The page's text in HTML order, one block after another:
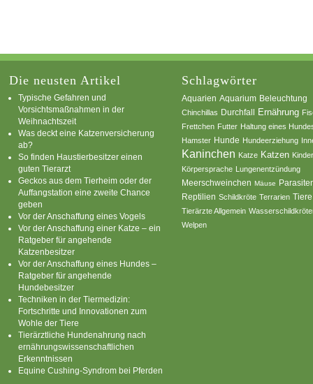
Die neusten Artikel
Typische Gefahren und
Vorsichtsmaßnahmen in der
Weihnachtszeit
Was deckt eine Katzenversicherung
ab?
So finden Haustierbesitzer einen
guten Tierarzt
Geckos aus dem Tierheim oder der
Auffangstation eine zweite Chance
geben
Vor der Anschaffung eines Vogels
Vor der Anschaffung einer Katze – ein
Ratgeber für angehende
Katzenbesitzer
Vor der Anschaffung eines Hundes –
Ratgeber für angehende
Hundebesitzer
Techniken in der Tiermedizin:
Fortschritte und Innovationen zum
Wohle der Tiere
Tierärztliche Hundenahrung nach
ernährungswissenschaftlichen
Erkenntnissen
Equine Cushing-Syndrom bei Pferden
Schlagwörter
Aquarien Aquarium Beleuchtung
Chinchillas Durchfall Ernährung
Frettchen Futter Haltung eines
Hamster Hunde Hundeerziehung
Kaninchen Katze Katzen
Körpersprache Lungenentzündung
Meerschweinchen Mäuse
Reptilien Schildkröte Terrarien Tiere
Tierärzte Allgemein
Welpen